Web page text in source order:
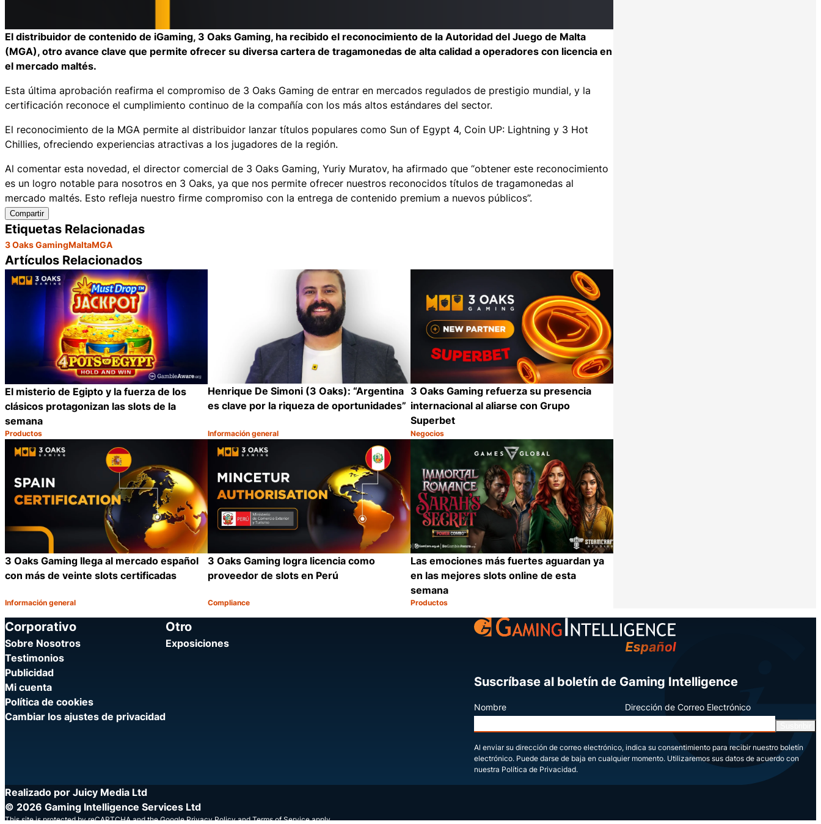
El distribuidor de contenido de iGaming, 3 Oaks Gaming, ha recibido el reconocimiento de la Autoridad del Juego de Malta
(MGA), otro avance clave que permite ofrecer su diversa cartera de tragamonedas de alta calidad a operadores con licencia en
el mercado maltés.
Esta última aprobación reafirma el compromiso de 3 Oaks Gaming de entrar en mercados regulados de prestigio mundial, y la
certificación reconoce el cumplimiento continuo de la compañía con los más altos estándares del sector.
El reconocimiento de la MGA permite al distribuidor lanzar títulos populares como Sun of Egypt 4, Coin UP: Lightning y 3 Hot
Chillies, ofreciendo experiencias atractivas a los jugadores de la región.
Al comentar esta novedad, el director comercial de 3 Oaks Gaming, Yuriy Muratov, ha afirmado que “obtener este reconocimiento
es un logro notable para nosotros en 3 Oaks, ya que nos permite ofrecer nuestros reconocidos títulos de tragamonedas al
mercado maltés. Esto refleja nuestro firme compromiso con la entrega de contenido premium a nuevos públicos”.
Compartir
Etiquetas Relacionadas
3 Oaks GamingMaltaMGA
Artículos Relacionados
El misterio de Egipto y la fuerza de los
clásicos protagonizan las slots de la
semana
Categoría:
Productos
Compartir
Henrique De Simoni (3 Oaks): “Argentina
es clave por la riqueza de oportunidades”
Categoría:
Información general
Compartir
3 Oaks Gaming refuerza su presencia
internacional al aliarse con Grupo
Superbet
Categoría:
Negocios
3 Oaks Gaming llega al mercado español
con más de veinte slots certificadas
Categoría:
Información general
Compartir
3 Oaks Gaming logra licencia como
proveedor de slots en Perú
Categoría:
Compliance
Las emociones más fuertes aguardan ya
en las mejores slots online de esta
semana
Categoría:
Productos
Corporativo
Sobre Nosotros
Testimonios
Publicidad
Mi cuenta
Política de cookies
Cambiar los ajustes de privacidad
Otro
Exposiciones
Suscríbase al boletín de Gaming Intelligence
Nombre Dirección de Correo Electrónico
Al enviar su dirección de correo electrónico, indica su consentimiento para recibir nuestro boletín
electrónico. Puede darse de baja en cualquier momento. Utilizaremos sus datos de acuerdo con
nuestra Política de Privacidad.
Realizado por Juicy Media Ltd
© 2026 Gaming Intelligence Services Ltd
This site is protected by reCAPTCHA and the GooglePrivacy PolicyandTerms of Serviceapply.